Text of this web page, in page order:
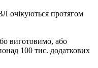
очікуються протягом
виготовимо, або
100 тис. додаткових